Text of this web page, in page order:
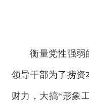
衡量党性强弱
领导干部为了捞资
财力，大搞“形象